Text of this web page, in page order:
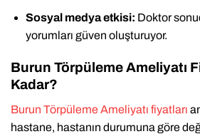
Sosyal medya etkisi: Doktor
yorumları güven oluşturuyor.
Burun Törpüleme Ameliyatı
Kadar?
Burun Törpüleme Ameliyatı fiyatları
hastane, hastanın durumuna göre